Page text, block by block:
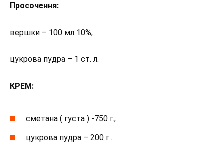
Просочення:
вершки – 100 мл 10%,
цукрова пудра – 1 ст. л.
КРЕМ:
сметана ( густа ) -750 г.,
цукрова пудра – 200 г.,